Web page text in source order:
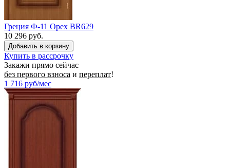
Греция Ф-11 Орех BR629
10 296 руб.
Купить в рассрочку
Закажи прямо сейчас
без первого взноса и переплат!
1 716 руб/мес